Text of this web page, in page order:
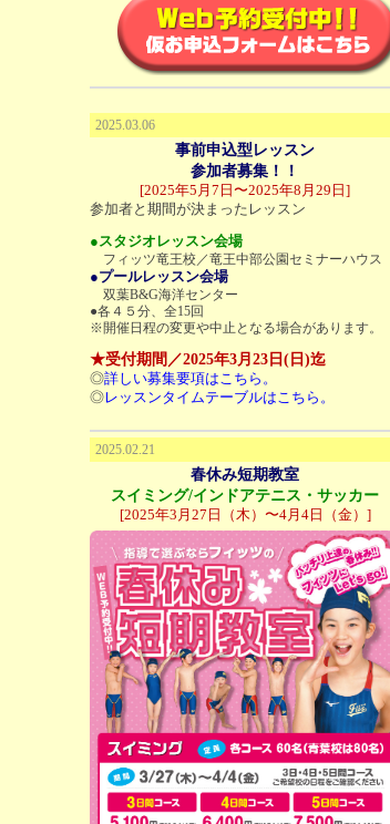
2025.03.06
事前申込型レッスン
参加者募集！！
[2025年5月7日〜2025年8月29日]
参加者と期間が決まったレッスン
●スタジオレッスン会場
フィッツ竜王校／竜王中部公園セミナーハウス
●プールレッスン会場
双葉B&G海洋センター
●各４５分、全15回
※開催日程の変更や中止となる場合があります。
★受付期間／2025年3月23日(日)迄
◎詳しい募集要項はこちら。
◎レッスンタイムテーブルはこちら。
2025.02.21
春休み短期教室
スイミング/インドアテニス・サッカー
[2025年3月27日（木）〜4月4日（金）]